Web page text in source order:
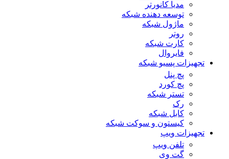
مدیا کانورتر
توسعه دهنده شبکه
ماژول شبکه
روتر
کارت شبکه
فایروال
تجهیزات پسیو شبکه
پچ پنل
پچ کورد
تستر شبکه
رک
کابل شبکه
کیستون و سوکت شبکه
تجهیزات ویپ
تلفن ویپ
گت وی